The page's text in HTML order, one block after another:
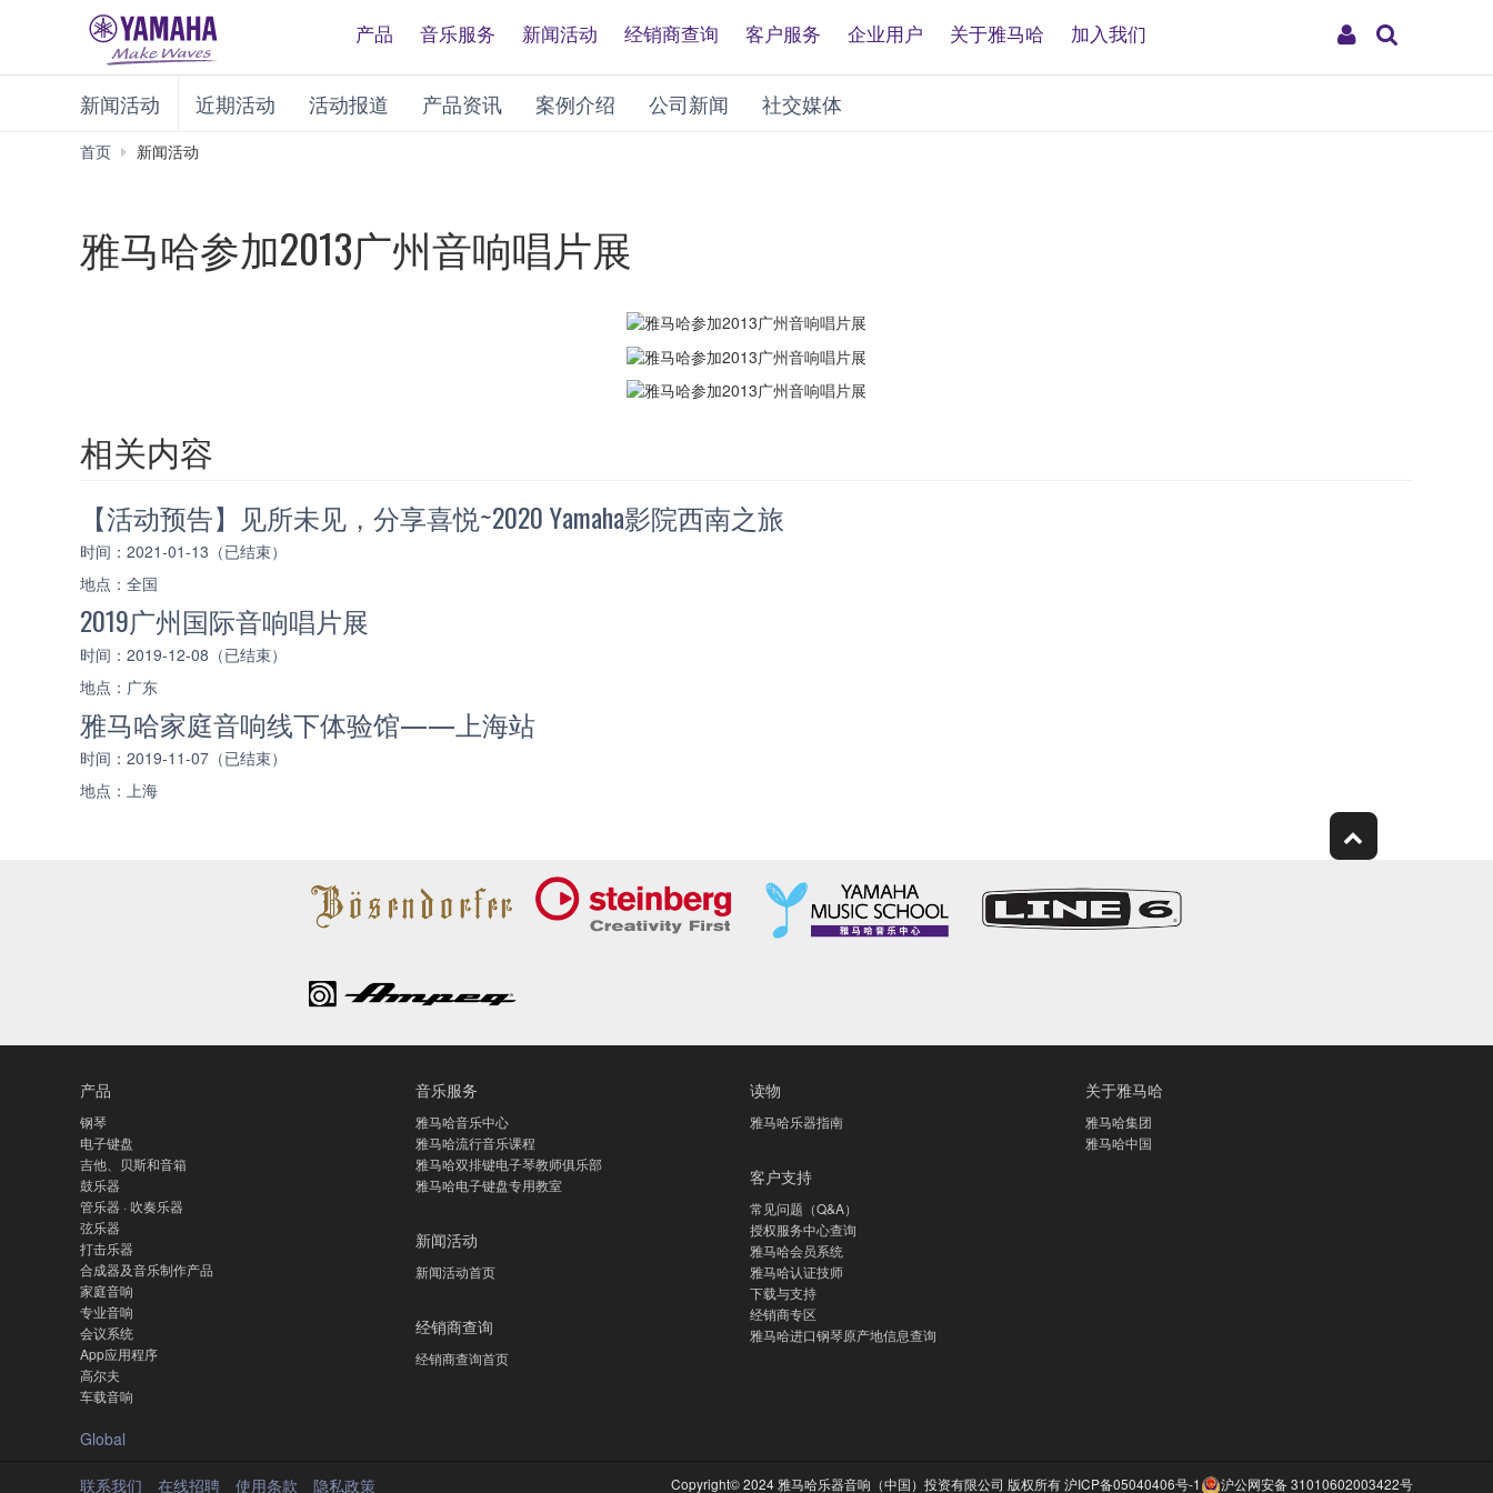
My
产品 音乐服务 新闻活动 经销商查询 客户服务 企业用户 关于雅马哈 加入我们
新闻活动 近期活动 活动报道 产品资讯 案例介绍 公司新闻 社交媒体
首页 新闻活动
雅马哈参加2013广州音响唱片展
相关内容
【活动预告】见所未见，分享喜悦~2020 Yamaha影院西南之旅
时间：2021-01-13（已结束）
地点：全国
2019广州国际音响唱片展
时间：2019-12-08（已结束）
地点：广东
雅马哈家庭音响线下体验馆——上海站
时间：2019-11-07（已结束）
地点：上海
产品
钢琴
电子键盘
吉他、贝斯和音箱
鼓乐器
管乐器 · 吹奏乐器
弦乐器
打击乐器
合成器及音乐制作产品
家庭音响
专业音响
会议系统
App应用程序
高尔夫
车载音响
音乐服务
雅马哈音乐中心
雅马哈流行音乐课程
雅马哈双排键电子琴教师俱乐部
雅马哈电子键盘专用教室
新闻活动
新闻活动首页
经销商查询
经销商查询首页
读物
雅马哈乐器指南
客户支持
常见问题（Q&A）
授权服务中心查询
雅马哈会员系统
雅马哈认证技师
下载与支持
经销商专区
雅马哈进口钢琴原产地信息查询
关于雅马哈
雅马哈集团
雅马哈中国
Global
联系我们 在线招聘 使用条款 隐私政策 Copyright© 2024 雅马哈乐器音响（中国）投资有限公司 版权所有沪ICP备05040406号-1 沪公网安备 31010602003422号